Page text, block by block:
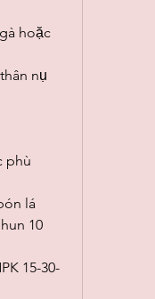
hoặc
nụ
phù
lá
10
15-30-